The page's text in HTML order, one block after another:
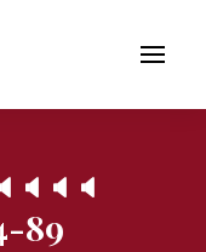
Menü
🔈 🔈 🔈
89